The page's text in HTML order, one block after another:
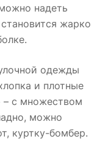
надеть
жарко
одежды
и плотные
– с множеством
можно
куртку-бомбер.